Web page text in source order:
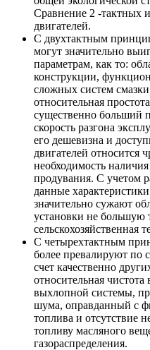
Сравнение 2 -тактных
двигателей.
С двухтактным
могут значительно
параметрам, как то:
конструкции,
сложных систем смазки
относительная
существенно больший
скорость разгона
его дешевизна и
двигателей относится
необходимость
продувания. С учетом
данные
значительно сужают
установки не большую
сельскохозяйственная
С четырехтактным
более превалируют по
счет качественно
относительная
выхлопной системы,
шума, оправданный с
топлива и отсутствие
топливу масляного
газораспределения.